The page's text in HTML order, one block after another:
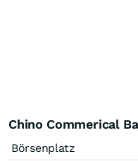
Chino Commerical
Börsenplatz